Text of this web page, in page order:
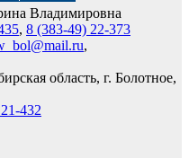
Владимировна
, 8 (383-49) 22-373
,
область, г. Болотное,
432